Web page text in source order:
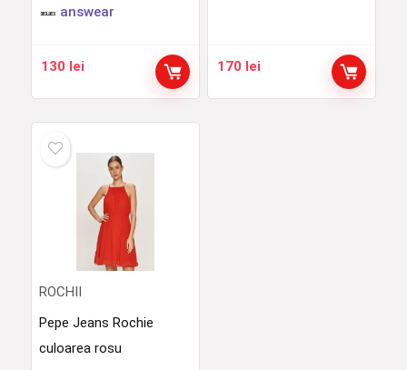
answear
130 lei 170 lei
ROCHII
Pepe Jeans Rochie
culoarea rosu